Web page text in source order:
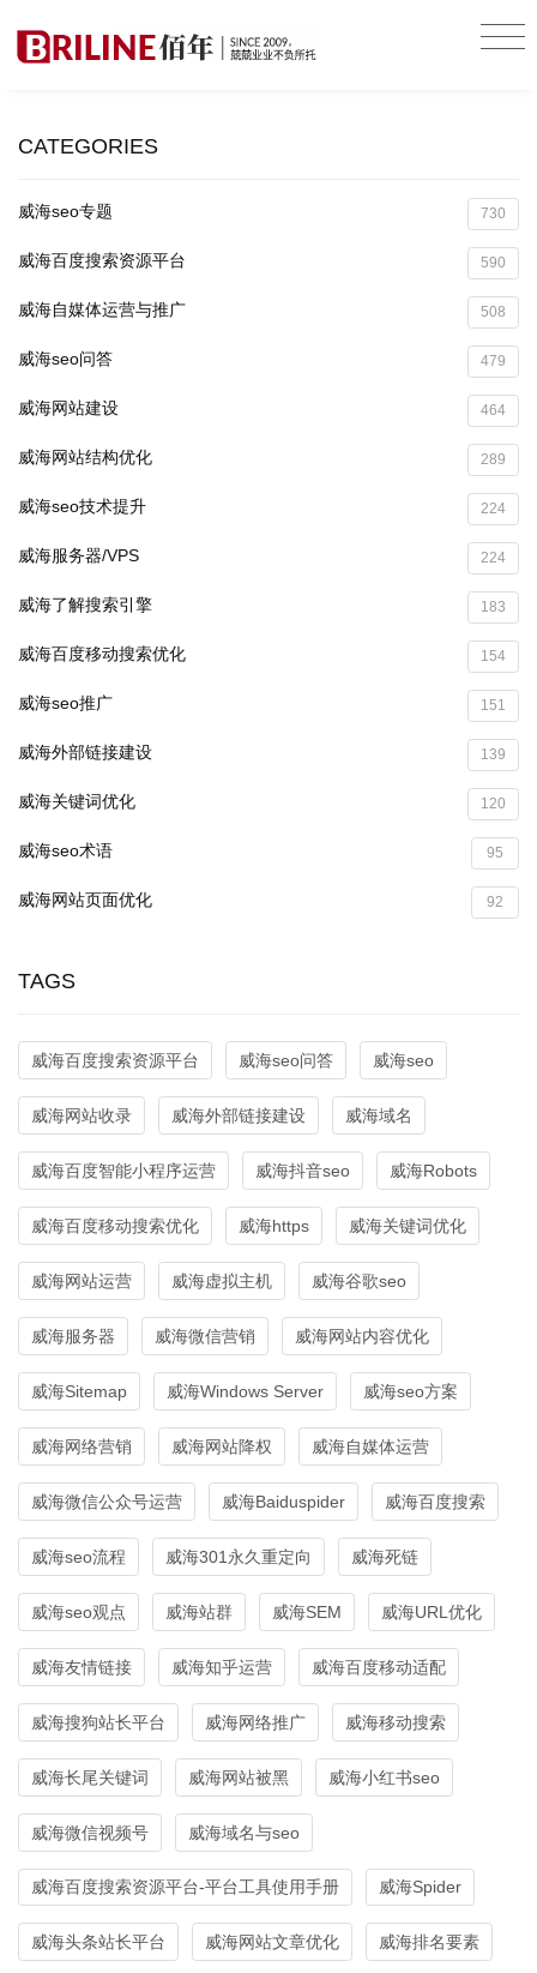
CATEGORIES
威海seo专题 730
威海百度搜索资源平台 590
威海自媒体运营与推广 508
威海seo问答 479
威海网站建设 464
威海网站结构优化 289
威海seo技术提升 224
威海服务器/VPS 224
威海了解搜索引擎 183
威海百度移动搜索优化 154
威海seo推广 151
威海外部链接建设 139
威海关键词优化 120
威海seo术语 95
威海网站页面优化 92
TAGS
威海百度搜索资源平台 威海seo问答 威海seo
威海网站收录 威海外部链接建设 威海域名
威海百度智能小程序运营 威海抖音seo 威海Robots
威海百度移动搜索优化 威海https 威海关键词优化
威海网站运营 威海虚拟主机 威海谷歌seo
威海服务器 威海微信营销 威海网站内容优化
威海Sitemap 威海Windows Server 威海seo方案
威海网络营销 威海网站降权 威海自媒体运营
威海微信公众号运营 威海Baiduspider 威海百度搜索
威海seo流程 威海301永久重定向 威海死链
威海seo观点 威海站群 威海SEM 威海URL优化
威海友情链接 威海知乎运营 威海百度移动适配
威海搜狗站长平台 威海网络推广 威海移动搜索
威海长尾关键词 威海网站被黑 威海小红书seo
威海微信视频号 威海域名与seo
威海百度搜索资源平台-平台工具使用手册 威海Spider
威海头条站长平台 威海网站文章优化 威海排名要素